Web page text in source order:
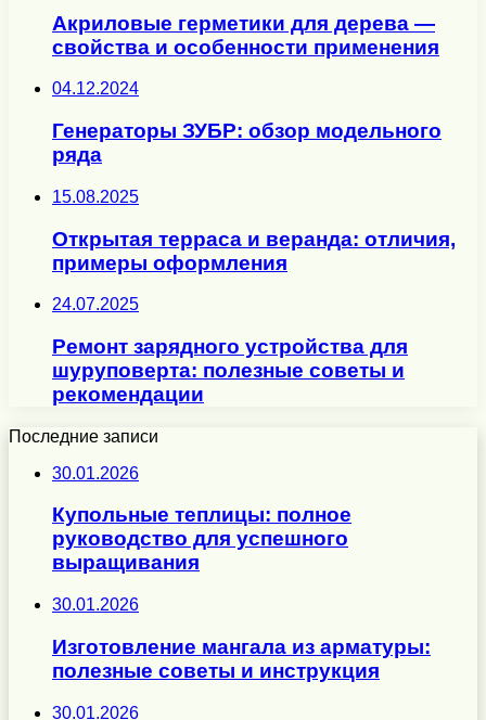
Акриловые герметики для дерева —
свойства и особенности применения
04.12.2024
Генераторы ЗУБР: обзор модельного
ряда
15.08.2025
Открытая терраса и веранда: отличия,
примеры оформления
24.07.2025
Ремонт зарядного устройства для
шуруповерта: полезные советы и
рекомендации
Последние записи
30.01.2026
Купольные теплицы: полное
руководство для успешного
выращивания
30.01.2026
Изготовление мангала из арматуры:
полезные советы и инструкция
30.01.2026